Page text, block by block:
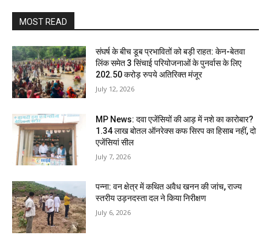
MOST READ
संघर्ष के बीच डूब प्रभावितों को बड़ी राहत: केन-बेतवा
लिंक समेत 3 सिंचाई परियोजनाओं के पुनर्वास के लिए
202.50 करोड़ रुपये अतिरिक्त मंजूर
July 12, 2026
MP News: दवा एजेंसियों की आड़ में नशे का कारोबार?
1.34 लाख बोतल ऑनरेक्स कफ सिरप का हिसाब नहीं, दो
एजेंसियां सील
July 7, 2026
पन्ना: वन क्षेत्र में कथित अवैध खनन की जांच, राज्य
स्तरीय उड़नदस्ता दल ने किया निरीक्षण
July 6, 2026